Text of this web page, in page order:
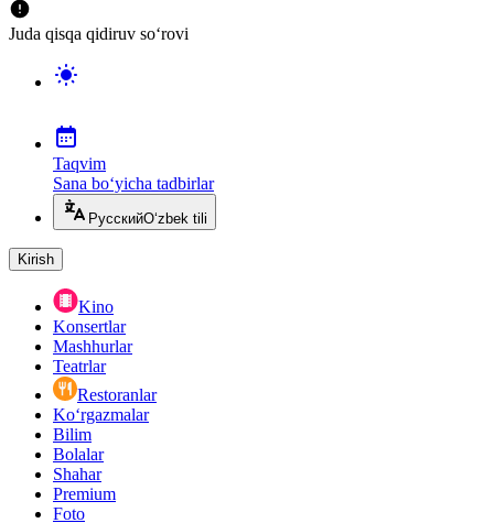
Juda qisqa qidiruv so‘rovi
Taqvim
Sana bo‘yicha tadbirlar
РусскийO‘zbek tili
Kirish
Kino
Konsertlar
Mashhurlar
Teatrlar
Restoranlar
Ko‘rgazmalar
Bilim
Bolalar
Shahar
Premium
Foto